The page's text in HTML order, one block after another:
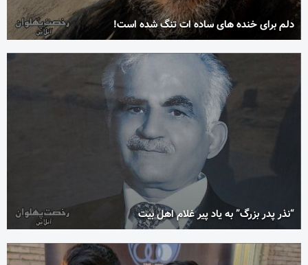
دلم برای خنده های ساده ات تنگ شده است!
“نذر پدر بزرگ” به یاد پیر غلام اهل بیت